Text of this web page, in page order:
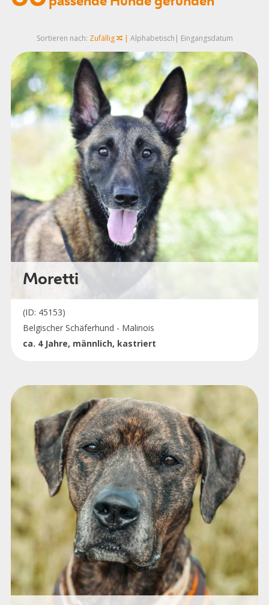
Sortieren nach: Zufällig Alphabetisch Eingangsdatum
Moretti
(ID: 45153)
Belgischer Schäferhund - Malinois
ca. 4 Jahre, männlich, kastriert